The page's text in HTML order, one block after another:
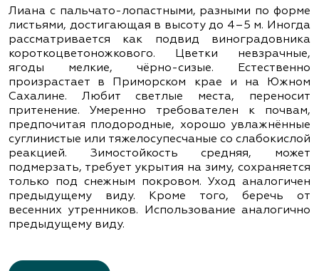
Лиана с пальчато-лопастными, разными по форме
листьями, достигающая в высоту до 4–5 м. Иногда
рассматривается как подвид виноградовника
короткоцветоножкового. Цветки невзрачные,
ягоды мелкие, чёрно-сизые. Естественно
произрастает в Приморском крае и на Южном
Сахалине. Любит светлые места, переносит
притенение. Умеренно требователен к почвам,
предпочитая плодородные, хорошо увлажнённые
суглинистые или тяжелосупесчаные со слабокислой
реакцией. Зимостойкость средняя, может
подмерзать, требует укрытия на зиму, сохраняется
только под снежным покровом. Уход аналогичен
предыдущему виду. Кроме того, беречь от
весенних утренников. Использование аналогично
предыдущему виду.